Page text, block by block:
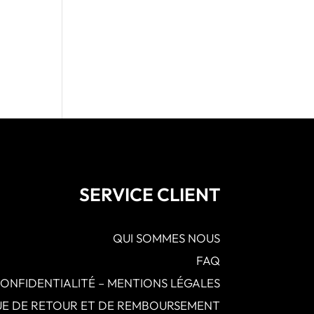
SERVICE CLIENT
QUI SOMMES NOUS
FAQ
– MENTIONS LÉGALES
DE RETOUR ET DE REMBOURSEMENT